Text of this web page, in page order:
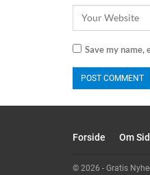
Save my
Forside Om
© 2026 - Gratis